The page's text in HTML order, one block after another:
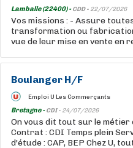
Lamballe (22400) -CDD - 22/07/2026
Vos missions : - Assure
transformation ou
vue de leur mise en vente en
Boulanger H/F
Emploi U Les Commerçants
Bretagne -CDI - 24/07/2026
On vous dit tout sur le métier
Contrat : CDI Temps plein
d'étude : CAP, BEP Chez U,